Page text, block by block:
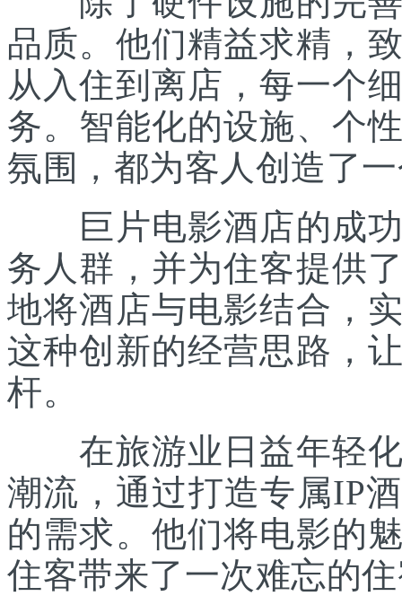
品质。他们精益求精，
从入住到离店，每一个
务。智能化的设施、个
氛围，都为客人创造了
巨片电影酒店的成功
务人群，并为住客提供
地将酒店与电影结合，
这种创新的经营思路，
杆。
在旅游业日益年轻化
潮流，通过打造专属IP
的需求。他们将电影的
住客带来了一次难忘的